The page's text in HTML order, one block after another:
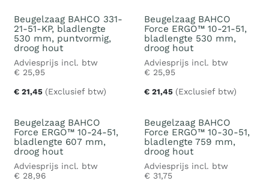
Beugelzaag BAHCO 331-
21-51-KP, bladlengte
530 mm, puntvormig,
droog hout
€ 21,45 (Exclusief btw)
Adviesprijs incl. btw
€ 25,95
Beugelzaag BAHCO
Force ERGO™ 10-21-51,
bladlengte 530 mm,
droog hout
€ 21,45 (Exclusief btw)
Adviesprijs incl. btw
€ 25,95
Beugelzaag BAHCO
Force ERGO™ 10-24-51,
bladlengte 607 mm,
droog hout
Adviesprijs incl. btw
€ 28,96
Beugelzaag BAHCO
Force ERGO™ 10-30-51,
bladlengte 759 mm,
droog hout
Adviesprijs incl. btw
€ 31,75